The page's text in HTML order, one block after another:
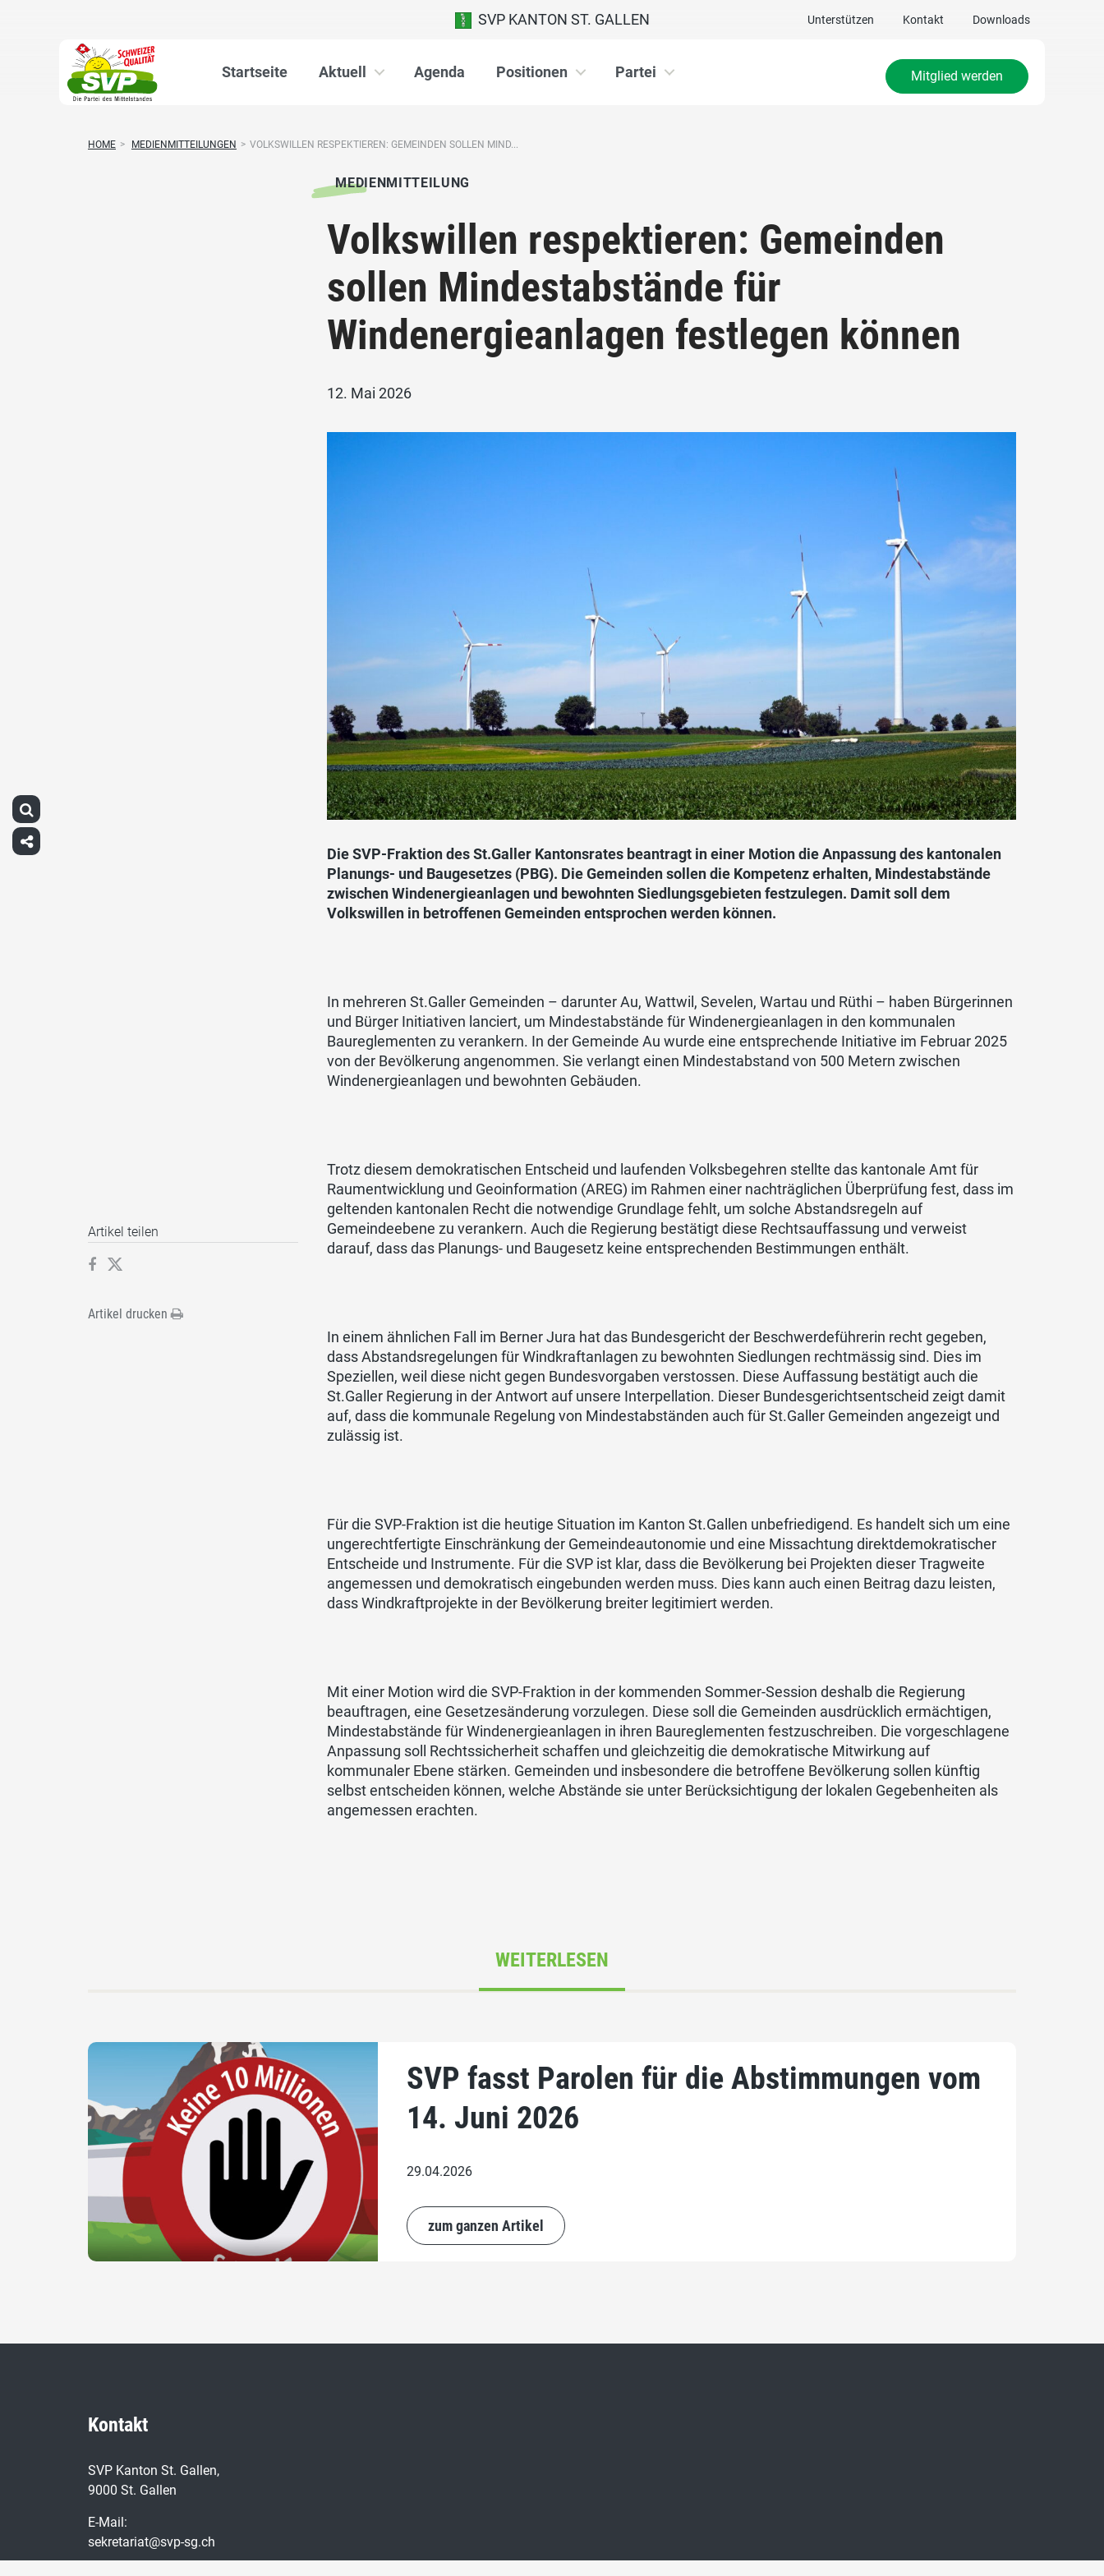
Unterstützen Kontakt Downloads
SVP KANTON ST. GALLEN
Startseite Aktuell Agenda Positionen Partei Mitglied werden
HOME > MEDIENMITTEILUNGEN > VOLKSWILLEN RESPEKTIEREN: GEMEINDEN SOLLEN MIND...
MEDIENMITTEILUNG
Volkswillen respektieren: Gemeinden
sollen Mindestabstände für
Windenergieanlagen festlegen können
12. Mai 2026
Die SVP-Fraktion des St.Galler Kantonsrates beantragt in einer Motion die Anpassung des kantonalen
Planungs- und Baugesetzes (PBG). Die Gemeinden sollen die Kompetenz erhalten, Mindestabstände
zwischen Windenergieanlagen und bewohnten Siedlungsgebieten festzulegen. Damit soll dem
Volkswillen in betroffenen Gemeinden entsprochen werden können.
In mehreren St.Galler Gemeinden – darunter Au, Wattwil, Sevelen, Wartau und Rüthi – haben Bürgerinnen
und Bürger Initiativen lanciert, um Mindestabstände für Windenergieanlagen in den kommunalen
Baureglementen zu verankern. In der Gemeinde Au wurde eine entsprechende Initiative im Februar 2025
von der Bevölkerung angenommen. Sie verlangt einen Mindestabstand von 500 Metern zwischen
Windenergieanlagen und bewohnten Gebäuden.
Trotz diesem demokratischen Entscheid und laufenden Volksbegehren stellte das kantonale Amt für
Raumentwicklung und Geoinformation (AREG) im Rahmen einer nachträglichen Überprüfung fest, dass im
geltenden kantonalen Recht die notwendige Grundlage fehlt, um solche Abstandsregeln auf
Gemeindeebene zu verankern. Auch die Regierung bestätigt diese Rechtsauffassung und verweist
darauf, dass das Planungs- und Baugesetz keine entsprechenden Bestimmungen enthält.
In einem ähnlichen Fall im Berner Jura hat das Bundesgericht der Beschwerdeführerin recht gegeben,
dass Abstandsregelungen für Windkraftanlagen zu bewohnten Siedlungen rechtmässig sind. Dies im
Speziellen, weil diese nicht gegen Bundesvorgaben verstossen. Diese Auffassung bestätigt auch die
St.Galler Regierung in der Antwort auf unsere Interpellation. Dieser Bundesgerichtsentscheid zeigt damit
auf, dass die kommunale Regelung von Mindestabständen auch für St.Galler Gemeinden angezeigt und
zulässig ist.
Für die SVP-Fraktion ist die heutige Situation im Kanton St.Gallen unbefriedigend. Es handelt sich um eine
ungerechtfertigte Einschränkung der Gemeindeautonomie und eine Missachtung direktdemokratischer
Entscheide und Instrumente. Für die SVP ist klar, dass die Bevölkerung bei Projekten dieser Tragweite
angemessen und demokratisch eingebunden werden muss. Dies kann auch einen Beitrag dazu leisten,
dass Windkraftprojekte in der Bevölkerung breiter legitimiert werden.
Mit einer Motion wird die SVP-Fraktion in der kommenden Sommer-Session deshalb die Regierung
beauftragen, eine Gesetzesänderung vorzulegen. Diese soll die Gemeinden ausdrücklich ermächtigen,
Mindestabstände für Windenergieanlagen in ihren Baureglementen festzuschreiben. Die vorgeschlagene
Anpassung soll Rechtssicherheit schaffen und gleichzeitig die demokratische Mitwirkung auf
kommunaler Ebene stärken. Gemeinden und insbesondere die betroffene Bevölkerung sollen künftig
selbst entscheiden können, welche Abstände sie unter Berücksichtigung der lokalen Gegebenheiten als
angemessen erachten.
Artikel teilen
Artikel drucken
WEITERLESEN
SVP fasst Parolen für die Abstimmungen vom
14. Juni 2026
29.04.2026
zum ganzen Artikel
Kontakt
SVP Kanton St. Gallen,
9000 St. Gallen
E-Mail:
sekretariat@svp-sg.ch